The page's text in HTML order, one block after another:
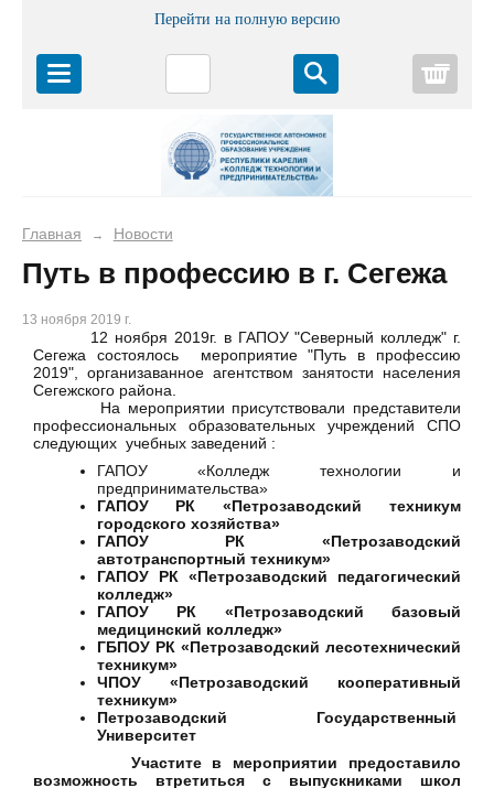
Перейти на полную версию
Главная → Новости
Путь в профессию в г. Сегежа
13 ноября 2019 г.
12 ноября 2019г. в ГАПОУ "Северный колледж" г.
Сегежа состоялось мероприятие "Путь в профессию
2019", организаванное агентством занятости населения
Сегежского района.
На мероприятии присутствовали представители
профессиональных образовательных учреждений СПО
следующих учебных заведений :
ГАПОУ «Колледж технологии и
предпринимательства»
ГАПОУ РК «Петрозаводский техникум
городского хозяйства»
ГАПОУ РК «Петрозаводский
автотранспортный техникум»
ГАПОУ РК «Петрозаводский педагогический
колледж»
ГАПОУ РК «Петрозаводский базовый
медицинский колледж»
ГБПОУ РК «Петрозаводский лесотехнический
техникум»
ЧПОУ «Петрозаводский кооперативный
техникум»
Петрозаводский Государственный
Университет
Участите в мероприятии предоставило
возможность втретиться с выпускниками школ